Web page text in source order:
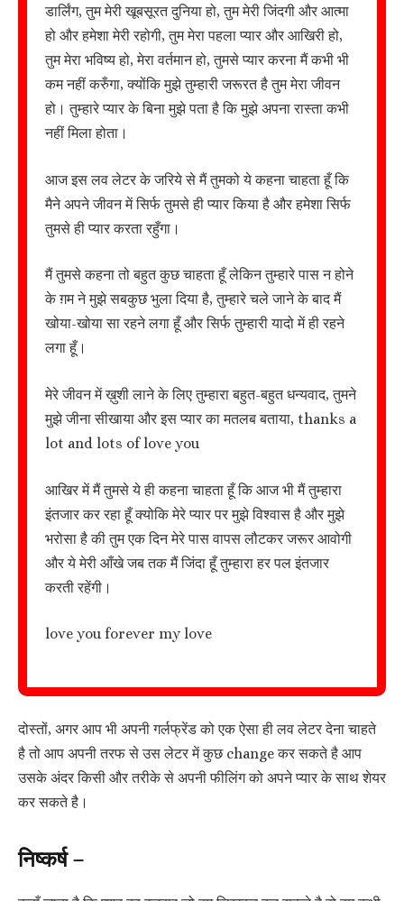
डार्लिंग, तुम मेरी खूबसूरत दुनिया हो, तुम मेरी जिंदगी और आत्मा
हो और हमेशा मेरी रहोगी, तुम मेरा पहला प्यार और आखिरी हो,
तुम मेरा भविष्य हो, मेरा वर्तमान हो, तुमसे प्यार करना मैं कभी भी
कम नहीं करुँगा, क्योंकि मुझे तुम्हारी जरूरत है तुम मेरा जीवन
हो। तुम्हारे प्यार के बिना मुझे पता है कि मुझे अपना रास्ता कभी
नहीं मिला होता।
आज इस लव लेटर के जरिये से मैं तुमको ये कहना चाहता हूँ कि
मैने अपने जीवन में सिर्फ तुमसे ही प्यार किया है और हमेशा सिर्फ
तुमसे ही प्यार करता रहुँगा।
मैं तुमसे कहना तो बहुत कुछ चाहता हूँ लेकिन तुम्हारे पास न होने
के ग़म ने मुझे सबकुछ भुला दिया है, तुम्हारे चले जाने के बाद मैं
खोया-खोया सा रहने लगा हूँ और सिर्फ तुम्हारी यादो में ही रहने
लगा हूँ।
मेरे जीवन में ख़ुशी लाने के लिए तुम्हारा बहुत-बहुत धन्यवाद, तुमने
मुझे जीना सीखाया और इस प्यार का मतलब बताया, thanks a
lot and lots of love you
आखिर में मैं तुमसे ये ही कहना चाहता हूँ कि आज भी मैं तुम्हारा
इंतजार कर रहा हूँ क्योकि मेरे प्यार पर मुझे विश्वास है और मुझे
भरोसा है की तुम एक दिन मेरे पास वापस लौटकर जरूर आवोगी
और ये मेरी आँखे जब तक मैं जिंदा हूँ तुम्हारा हर पल इंतजार
करती रहेंगी।
love you forever my love
दोस्तों, अगर आप भी अपनी गर्लफ्रेंड को एक ऐसा ही लव लेटर देना चाहते
है तो आप अपनी तरफ से उस लेटर में कुछ change कर सकते है आप
उसके अंदर किसी और तरीके से अपनी फीलिंग को अपने प्यार के साथ शेयर
कर सकते है।
निष्कर्ष –